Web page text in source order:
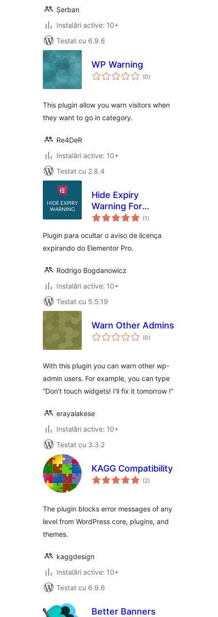
Șerban
Instalări active: 10+
Testat cu 6.9.6
WP Warning
(0total
aprecieri
)
This plugin allow you warn visitors when
they want to go in category.
Re4DeR
Instalări active: 10+
Testat cu 2.8.4
Hide Expiry
Warning For
Elementor
(1 total
aprecieri
)
Plugin para ocultar o aviso de licença
expirando do Elementor Pro.
Rodrigo Bogdanowicz
Instalări active: 10+
Testat cu 5.5.19
Warn Other Admins
(0total
aprecieri
)
With this plugin you can warn other wp-
admin users. For example, you can type
“Don’t touch widgets! I’ll fix it tomorrow !”
erayalakese
Instalări active: 10+
Testat cu 3.3.2
KAGG Compatibility
(2total
aprecieri
)
The plugin blocks error messages of any
level from WordPress core, plugins, and
themes.
kaggdesign
Instalări active: 10+
Testat cu 6.9.6
Better Banners